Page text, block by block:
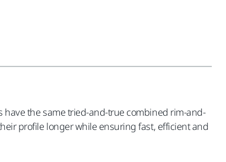
have the same tried-and-true combined rim-and-
profile longer while ensuring fast, efficient and